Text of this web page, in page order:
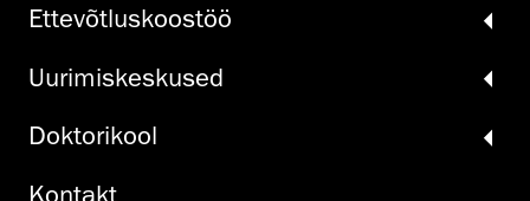
Ette­võtlus­koos­töö
Uurimiskeskused
Doktori­kool
Kontakt